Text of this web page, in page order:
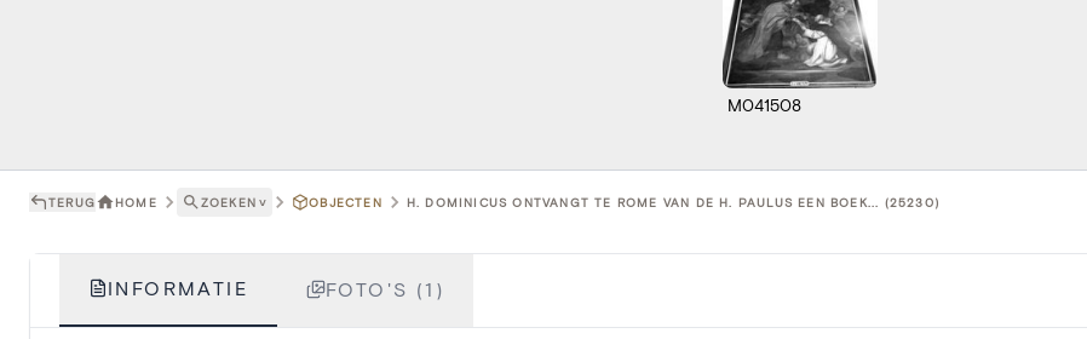
M041508
TERUG HOME ZOEKEN ˅ OBJECTEN H. DOMINICUS ONTVANGT TE ROME VAN DE H. PAULUS EEN BOEK... (25230)
INFORMATIE FOTO'S (1)